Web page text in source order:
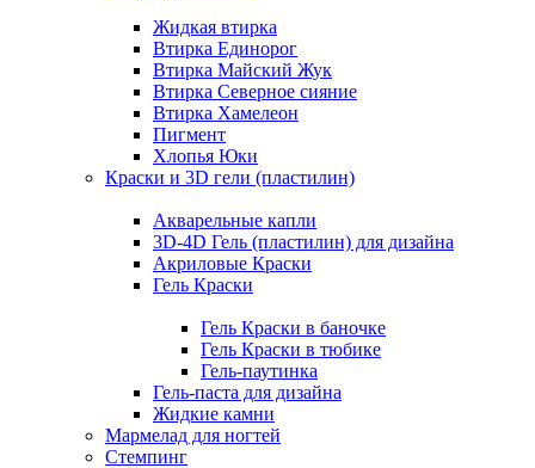
Жидкая втирка
Втирка Единорог
Втирка Майский Жук
Втирка Северное сияние
Втирка Хамелеон
Пигмент
Хлопья Юки
Краски и 3D гели (пластилин)
Акварельные капли
3D-4D Гель (пластилин) для дизайна
Акриловые Краски
Гель Краски
Гель Краски в баночке
Гель Краски в тюбике
Гель-паутинка
Гель-паста для дизайна
Жидкие камни
Мармелад для ногтей
Стемпинг